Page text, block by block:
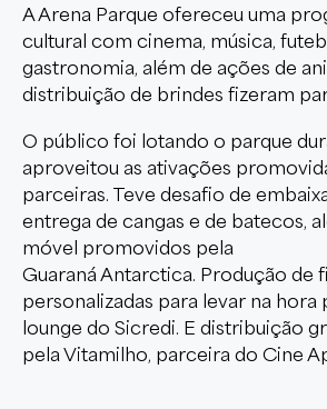
A Arena Parque ofereceu uma
cultural com cinema, música,
gastronomia, além de ações de
distribuição de brindes fizeram
O público foi lotando o parque
aproveitou as ativações
parceiras. Teve desafio de
entrega de cangas e de batecos,
móvel promovidos pela
Guaraná Antarctica. Produção de
personalizadas para levar na
lounge do Sicredi. E distribuição
pela Vitamilho, parceira do Cine